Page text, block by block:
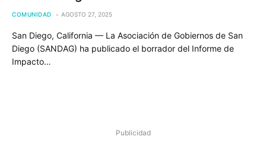
COMUNIDAD AGOSTO 27, 2025
San Diego, California — La Asociación de Gobiernos de San
Diego (SANDAG) ha publicado el borrador del Informe de
Impacto…
Publicidad